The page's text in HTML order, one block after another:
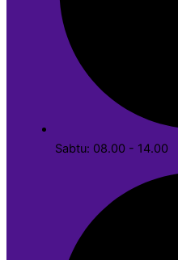
Sabtu: 08.00 - 14.00